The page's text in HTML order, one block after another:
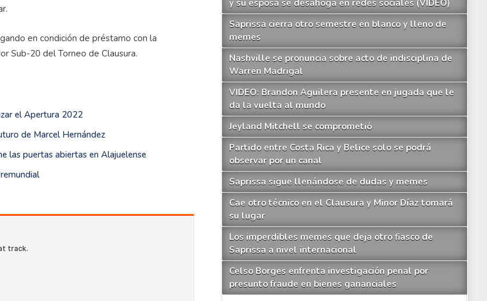
y su esposa se desahoga en redes sociales (VIDEO)
Saprissa cierra otro semestre en blanco y lleno de
memes
Nashville se pronuncia sobre acto de indisciplina de
Warren Madrigal
VIDEO: Brandon Aguilera presente en jugada que le
da la vuelta al mundo
Jeyland Mitchell se comprometió
Partido entre Costa Rica y Belice solo se podrá
observar por un canal
Saprissa sigue llenándose de dudas y memes
Cae otro técnico en el Clausura y Minor Díaz tomará
su lugar
Los imperdibles memes que deja otro fiasco de
Saprissa a nivel internacional
Celso Borges enfrenta investigación penal por
presunto fraude en bienes gananciales
en condición de préstamo con la
Sub-20 del Torneo de Clausura.
el Apertura 2022
de Marcel Hernández
las puertas abiertas en Alajuelense